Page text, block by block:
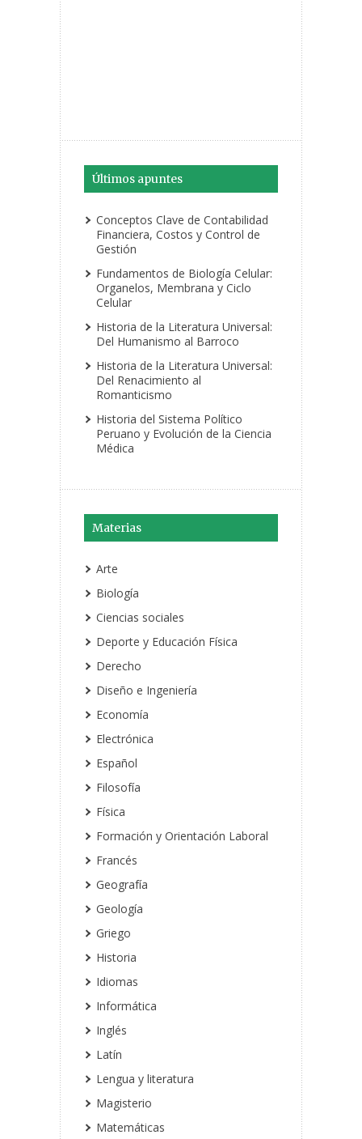
Últimos apuntes
Conceptos Clave de Contabilidad
Financiera, Costos y Control de
Gestión
Fundamentos de Biología Celular:
Organelos, Membrana y Ciclo
Celular
Historia de la Literatura Universal:
Del Humanismo al Barroco
Historia de la Literatura Universal:
Del Renacimiento al
Romanticismo
Historia del Sistema Político
Peruano y Evolución de la Ciencia
Médica
Materias
Arte
Biología
Ciencias sociales
Deporte y Educación Física
Derecho
Diseño e Ingeniería
Economía
Electrónica
Español
Filosofía
Física
Formación y Orientación Laboral
Francés
Geografía
Geología
Griego
Historia
Idiomas
Informática
Inglés
Latín
Lengua y literatura
Magisterio
Matemáticas